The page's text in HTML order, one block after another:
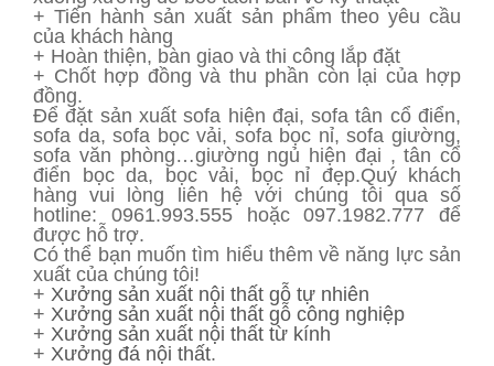
+ Tiến hành sản xuất sản phẩm theo yêu cầu
của khách hàng
+ Hoàn thiện, bàn giao và thi công lắp đặt
+ Chốt hợp đồng và thu phần còn lại của hợp
đồng.
Để đặt sản xuất sofa hiện đại, sofa tân cổ điển,
sofa da, sofa bọc vải, sofa bọc nỉ, sofa giường,
sofa văn phòng…giường ngủ hiện đại , tân cổ
điển bọc da, bọc vải, bọc nỉ đẹp.Quý khách
hàng vui lòng liên hệ với chúng tôi qua số
hotline: 0961.993.555 hoặc 097.1982.777 để
được hỗ trợ.
Có thể bạn muốn tìm hiểu thêm về năng lực sản
xuất của chúng tôi!
+ Xưởng sản xuất nội thất gỗ tự nhiên
+ Xưởng sản xuất nội thất gỗ công nghiệp
+ Xưởng sản xuất nội thất từ kính
+ Xưởng đá nội thất.